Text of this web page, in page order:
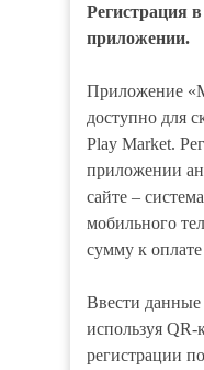
Регистрация
приложении.
Приложение
доступно для
Play Market.
приложении
сайте –
мобильного
сумму к
Ввести
используя
регистрации